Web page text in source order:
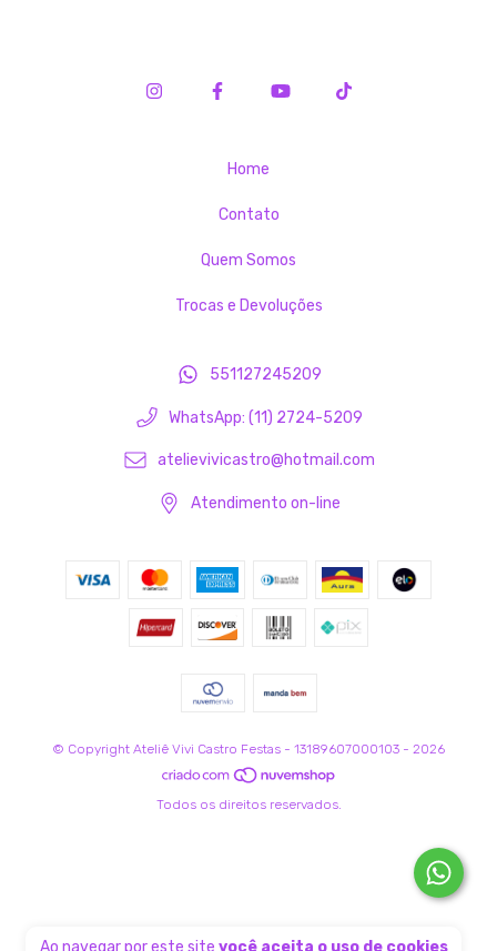
Ao navegar por este site você aceita o uso de cookies
Home
Contato
Quem Somos
Trocas e Devoluções
551127245209
WhatsApp: (11) 2724-5209
atelievivicastro@hotmail.com
Atendimento on-line
© Copyright Ateliê Vivi Castro Festas - 13189607000103 - 2026
Todos os direitos reservados.